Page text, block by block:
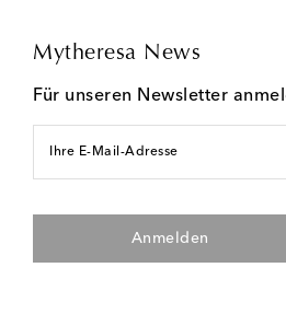
Mytheresa News
Für unseren Newsletter
Ihre E-Mail-Adresse
Anmelden